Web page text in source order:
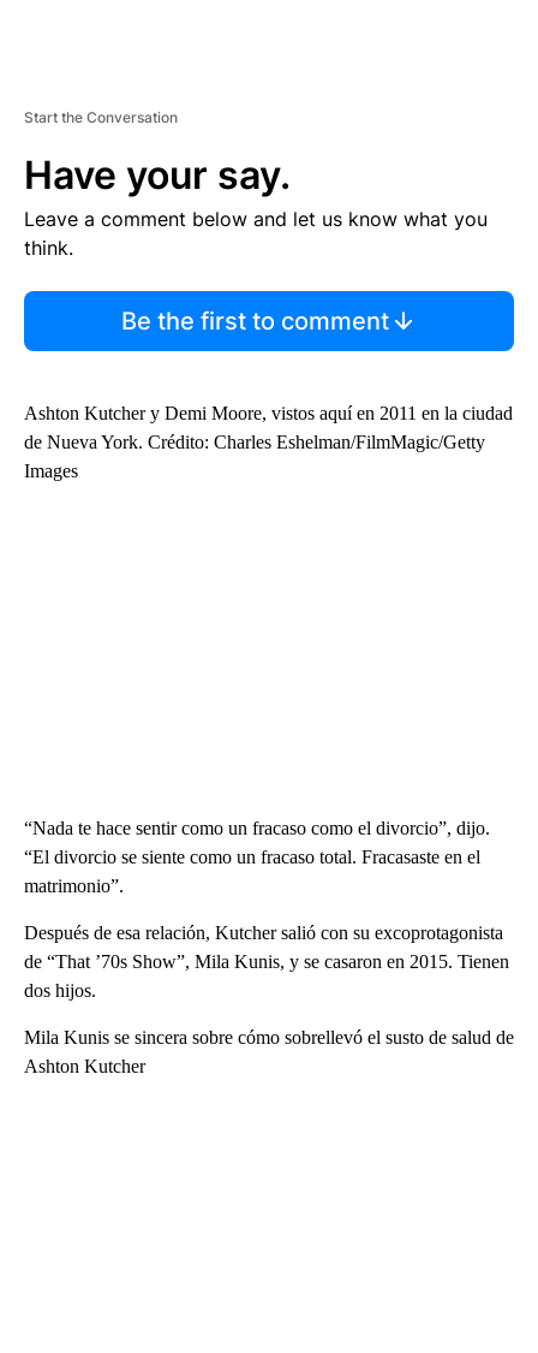
Start the Conversation
Have your say.
Leave a comment below and let us know what you
think.
Be the first to comment
Ashton Kutcher y Demi Moore, vistos aquí en 2011 en la ciudad
de Nueva York. Crédito: Charles Eshelman/FilmMagic/Getty
Images
“Nada te hace sentir como un fracaso como el divorcio”, dijo.
“El divorcio se siente como un fracaso total. Fracasaste en el
matrimonio”.
Después de esa relación, Kutcher salió con su excoprotagonista
de “That ’70s Show”, Mila Kunis, y se casaron en 2015. Tienen
dos hijos.
Mila Kunis se sincera sobre cómo sobrellevó el susto de salud de
Ashton Kutcher